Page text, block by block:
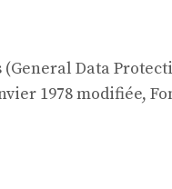
Data
1978 modifiée,